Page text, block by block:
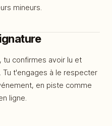
mineurs.
tu confirmes avoir lu et
t'engages à le respecter
en piste comme
ligne.